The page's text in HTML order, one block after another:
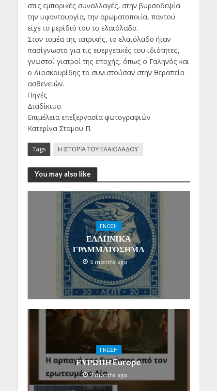
στις εμπορικές συναλλαγές, στην βυρσοδεψία
την υφαντουργία, την αρωματοποιία, παντού
είχε το μερίδιό του το ελαιόλαδο.
Στον τομέα της ιατρικής, το ελαιόλαδο ήταν
πασίγνωστο για τις ευεργετικές του ιδιότητες,
γνωστοί γιατροί της εποχής, όπως ο Γαληνός και
ο Διοσκουρίδης το συνιστούσαν στην θεραπεία
ασθενειών.
Πηγές
Διαδίκτυο.
Επιμέλεια επεξεργασία φωτογραφιών
Κατερίνα Σταμου Π.
Tags Η ΙΣΤΟΡΙΑ ΤΟΥ ΕΛΑΙΟΛΑΔΟΥ
You may also like
ΓΝΩΣΗ
ΕΛΛΗΝΙΚΑ
ΓΡΑΜΜΑΤΟΣΗΜΑ
6 months ago
ΓΝΩΣΗ
ΕΥΡΏΠΗ Europe
7 months ago